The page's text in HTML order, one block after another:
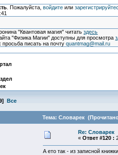
. Пожалуйста, войдитеили
"Квантовая магия" читатьздесь
"Физика Магии" доступны для просмотра
писать на почтуquantmag@mail.ru
] Все
Тема: Словарек (Прочитано
Re: Словарек
« Ответ #120 :
А ето так - из записной